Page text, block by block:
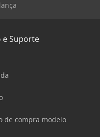
e Suporte
de compra modelo